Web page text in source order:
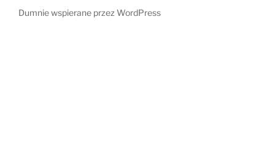
Dumnie wspierane przez WordPress